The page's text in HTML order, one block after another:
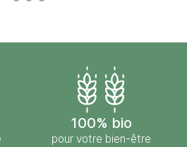
100% bio
pour votre bien-être